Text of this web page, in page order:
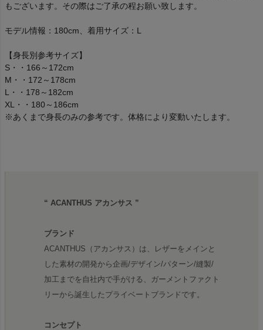
もございます。その際はご了承の程お願い致します。
モデル情報：180cm、着用サイズ：L
【身長別参考サイズ】
S・・166～172cm
M・・172～178cm
L・・178～182cm
XL・・180～186cm
※あくまで身長のみの参考です。体格により変動いたします。
“ ACANTHUS アカンサス ”
ブランド
ACANTHUS（アカンサス）は、レザーをメインと
した素材の開発から企画/デザイン/パターン/縫製/
加工までを自社内で手がける、ガーメントファクト
リーから誕生したプライベートブランドです。
コンセプト